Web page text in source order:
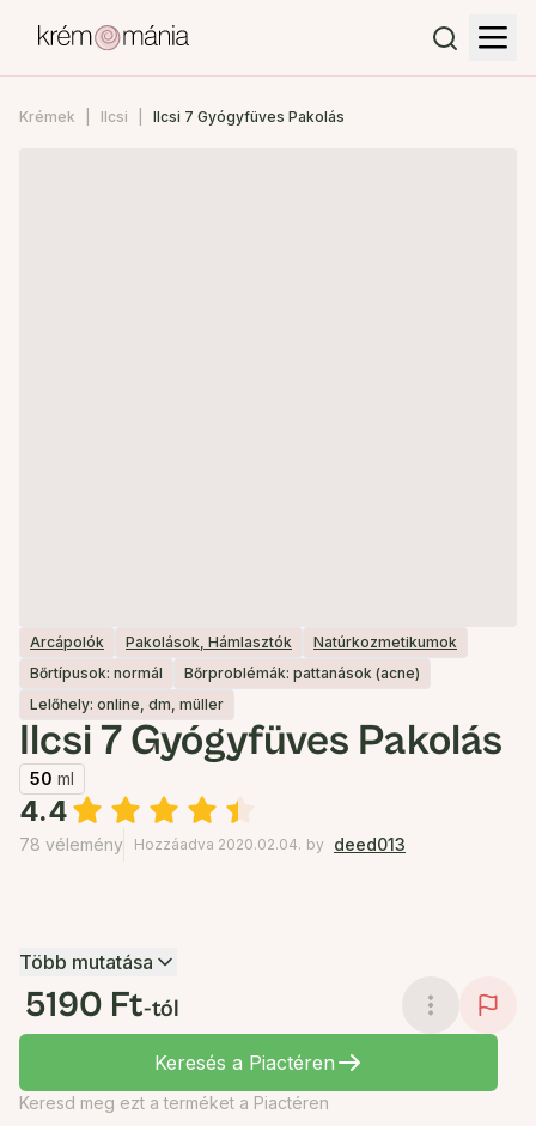
Krémek Ilcsi Ilcsi 7 Gyógyfüves Pakolás
Arcápolók Pakolások, Hámlasztók
Natúrkozmetikumok
Bőrtípusok: normál
Bőrproblémák: pattanások (acne)
Lelőhely: online, dm, müller
Ilcsi 7 Gyógyfüves Pakolás
50 ml
4.4
78 vélemény Hozzáadva 2020.02.04. by deed013
Több mutatása
5190 Ft-tól
Keresés a Piactéren
Keresd meg ezt a terméket a Piactéren